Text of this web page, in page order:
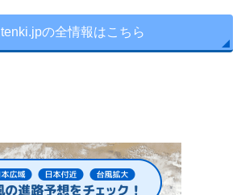
tenki.jpの全情報はこちら